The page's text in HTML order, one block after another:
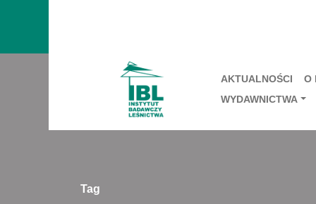
AKTUALNOŚCI
O
WYDAWNICTWA
Tag